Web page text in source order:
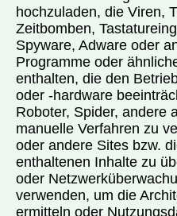
hochzuladen, die Viren,
Zeitbomben,
Spyware, Adware oder
Programme oder
enthalten, die den
oder -hardware
Roboter, Spider, andere
manuelle Verfahren zu
oder andere Sites bzw.
enthaltenen Inhalte zu
oder
verwenden, um die
ermitteln oder